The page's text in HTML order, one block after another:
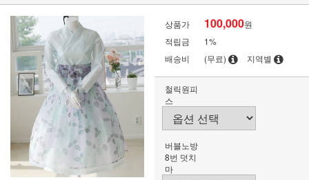
상품가 100,000원
적립금
1%
배송비
(무료) 지역별
철릭원피
스
버블노방
8번 덧치
마